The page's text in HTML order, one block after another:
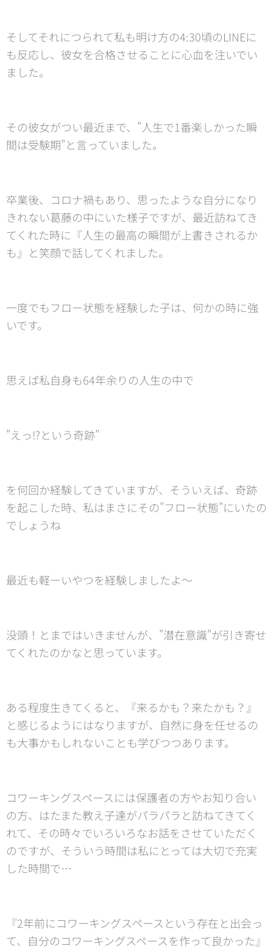
そしてそれにつられて私も明け方の4:30頃のLINEに
も反応し、彼女を合格させることに心血を注いでい
ました。
その彼女がつい最近まで、"人生で1番楽しかった瞬
間は受験期"と言っていました。
卒業後、コロナ禍もあり、思ったような自分になり
きれない葛藤の中にいた様子ですが、最近訪ねてき
てくれた時に『人生の最高の瞬間が上書きされるか
も』と笑顔で話してくれました。
一度でもフロー状態を経験した子は、何かの時に強
いです。
思えば私自身も64年余りの人生の中で
"えっ⁉️という奇跡"
を何回か経験してきていますが、そういえば、奇跡
を起こした時、私はまさにその"フロー状態"にいたの
でしょうね😊
最近も軽ーいやつを経験しましたよ〜
没頭！とまではいきませんが、"潜在意識"が引き寄せ
てくれたのかなと思っています。
ある程度生きてくると、『来るかも？来たかも？』
と感じるようにはなりますが、自然に身を任せるの
も大事かもしれないことも学びつつあります。
コワーキングスペースには保護者の方やお知り合い
の方、はたまた教え子達がパラパラと訪ねてきてく
れて、その時々でいろいろなお話をさせていただく
のですが、そういう時間は私にとっては大切で充実
した時間で…
『2年前にコワーキングスペースという存在と出会っ
て、自分のコワーキングスペースを作って良かった』